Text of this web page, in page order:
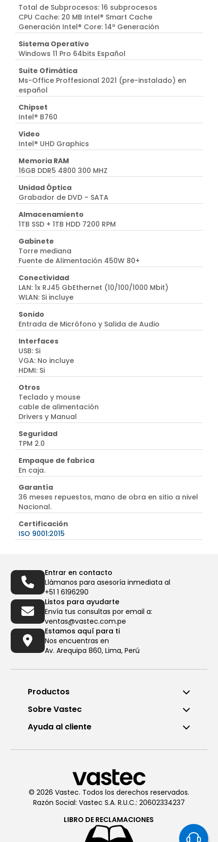
Total de Subprocesos: 16 subprocesos
CPU Cache: 20 MB Intel® Smart Cache
Generación Intel® Core: 14ª Generación
Sistema Operativo
Windows 11 Pro 64bits Español
Suite Ofimática
Ms-Office Proffesional 2021 (pre-instalado) en
español
Chipset
Intel® B760
Video
Intel® UHD Graphics
Memoria RAM
16GB DDR5 4800 300 MHZ
Unidad Óptica
Grabador de DVD – SATA
Almacenamiento
1TB SSD + 1TB HDD 7200 RPM
Gabinete
Torre mediana
Fuente de Alimentación 450W 80+
Conectividad
LAN: 1x RJ45 GbEthernet (10/100/1000 Mbit)
WLAN: Si incluye
Sonido
Entrada de Micrófono y Salida de Audio
Interfaces
USB: Si
VGA: No incluye
HDMI: Si
Otros
Teclado y mouse
cable de alimentación
Drivers y Manual
Seguridad
TPM 2.0
Empaque de fabrica
En caja.
Garantía
36 meses repuestos, mano de obra en sitio a nivel
Nacional.
Certificación
ISO 9001:2015
De Lunes a Viernes de 8:00am
a 6:00pm
Chatea conVastec
De Lunes a Viernes de 8:00am
a 6:00pm
Entrar en contacto
Llámanos para asesoría inmediata al
+51 1 6196290
Listos para ayudarte
Envía tus consultas por email a:
ventas@vastec.com.pe
Estamos aquí para ti
Nos encuentras en
Av. Arequipa 860, Lima, Perú
Productos
Sobre Vastec
Ayuda al cliente
© 2026 Vastec. Todos los derechos reservados.
Razón Social: Vastec S.A. R.U.C.: 20602334237
LIBRO DE RECLAMACIONES